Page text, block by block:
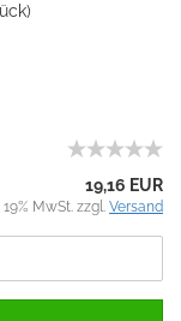
19,16 EUR
19% MwSt. zzgl. Versand